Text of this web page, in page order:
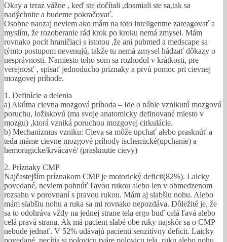
Okay a teraz vážne , keď ste dočítali ,dosmiali ste sa,tak sa
nadýchnite a budeme pokračovať.
Osobne naozaj neviem ako mám na toto inteligentne zareagovať a
myslím, že rozoberanie rád krok po kroku nemá zmysel. Mám
rovnako pocit hraničiaci s istotou ,že ani pubmed a medscape sa
týmto postupom nevenujú, takže tu nemá zmysel hádzať dôkazy o
nesprávnosti. Namiesto toho som sa rozhodol v krátkosti, pre
verejnosť , spísať jednoducho príznaky a prvú pomoc pri cievnej
mozgovej príhode.
1. Definície a delenia
a) Akútna cievna mozgová príhoda – Ide o náhle vznikutú mozgovú
poruchu, ložiskovú (ma svoje anatomicky definované miesto v
mozgu) ,ktorá vzniká poruchou mozgovej cirkulácie.
b) Mechanizmus vzniku: Cieva sa môže upchať alebo prasknúť a
teda máme cievne mozgové príhody ischemické(upchanie) a
hemoragicke/krvácavé/ (prasknutie cievy)
2. Príznaky CMP
Najčastejším príznakom CMP je motorický deficit(82%). Laicky
povedané, neviem pohnúť ľavou rukou alebo len v obmedzenom
rozsahu v porovnaní s pravou rukou. Mám aj slabšiu nohu. Alebo
mám slabšiu nohu a ruka sa mi rovnako nepozdáva. Dôležité je, že
sa to odohráva vždy na jednej strane tela ergo buď celá ľavá alebo
celá pravá strana. Ak má pacient slabé obe ruky najskôr sa o CMP
nebude jednať. V 52% udávajú pacienti senzitívny deficit. Laicky
povedané, necítia si polovicu tváre,polovicu tela, ruku alebo nohu.